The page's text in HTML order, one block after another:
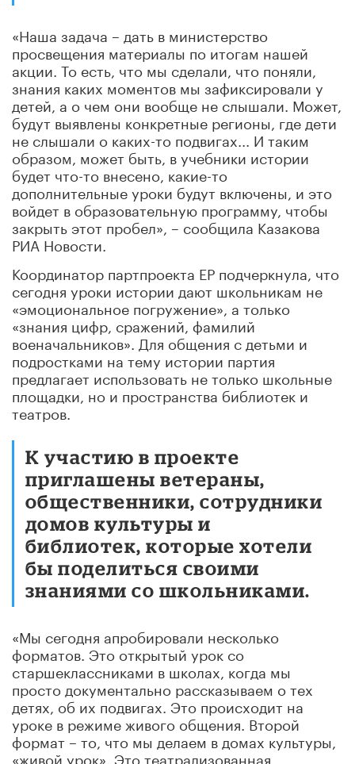
«Наша задача – дать в министерство
просвещения материалы по итогам нашей
акции. То есть, что мы сделали, что поняли,
знания каких моментов мы зафиксировали у
детей, а о чем они вообще не слышали. Может,
будут выявлены конкретные регионы, где дети
не слышали о каких-то подвигах... И таким
образом, может быть, в учебники истории
будет что-то внесено, какие-то
дополнительные уроки будут включены, и это
войдет в образовательную программу, чтобы
закрыть этот пробел», – сообщила Казакова
РИА Новости.
Координатор партпроекта ЕР подчеркнула, что
сегодня уроки истории дают школьникам не
«эмоциональное погружение», а только
«знания цифр, сражений, фамилий
военачальников». Для общения с детьми и
подростками на тему истории партия
предлагает использовать не только школьные
площадки, но и пространства библиотек и
театров.
К участию в проекте
приглашены ветераны,
общественники, сотрудники
домов культуры и
библиотек, которые хотели
бы поделиться своими
знаниями со школьниками.
«Мы сегодня апробировали несколько
форматов. Это открытый урок со
старшеклассниками в школах, когда мы
просто документально рассказываем о тех
детях, об их подвигах. Это происходит на
уроке в режиме живого общения. Второй
формат – то, что мы делаем в домах культуры,
«живой урок». Это театрализованная